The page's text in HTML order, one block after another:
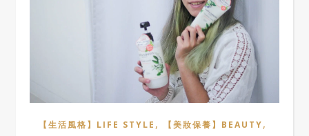
【生活風格】LIFE STYLE , 【美妝保養】BEAUTY,